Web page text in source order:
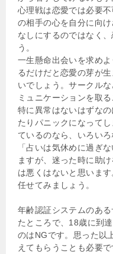
心理戦は恋愛では必要
の相手の心を自分に向
なしにするのではなく
う。
一生懸命出会いを求め
るだけだと恋愛の芽が
いでしょう。サークル
ミュニケーションを取る
特に異常はないはずな
たりパニックになって
ているのなら、いろい
「占いは気休めに過ぎ
ますが、迷った時に助
は悪くはないと思いま
任せてみましょう。
年齢認証システムのあ
たところで、18歳に到
のはNGです。思った以
えてもらうことも必要で